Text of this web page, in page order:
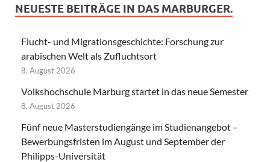
NEUESTE BEITRÄGE IN DAS MARBURGER.
Flucht- und Migrationsgeschichte: Forschung zur
arabischen Welt als Zufluchtsort
8. August 2026
Volkshochschule Marburg startet in das neue Semester
8. August 2026
Fünf neue Masterstudiengänge im Studienangebot –
Bewerbungsfristen im August und September der
Philipps-Universität